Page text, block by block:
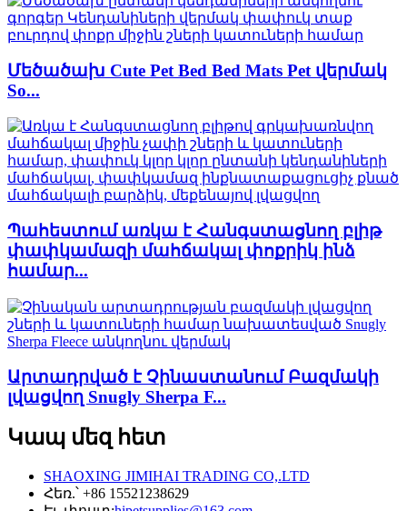
Մեծածախ Cute Pet Bed Bed Mats Pet վերմակ
So...
Պահեստում առկա է Հանգստացնող բլիթ
փափկամազի մահճակալ փոքրիկ ինձ
համար...
Արտադրված է Չինաստանում Բազմակի
լվացվող Snugly Sherpa F...
Կապ մեզ հետ
SHAOXING JIMIHAI TRADING CO,.LTD
Հեռ.՝ +86 15521238629